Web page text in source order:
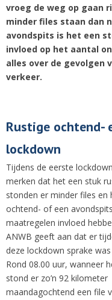
vroeg de weg op gaan
minder files staan dan
avondspits is het een
invloed op het aantal
alles over de gevolgen
verkeer.
Rustige ochtend-
lockdown
Tijdens de eerste
merken dat het een stuk
stonden er minder files en
ochtend- of een
maatregelen invloed
ANWB geeft aan dat er
deze lockdown sprake
Rond 08.00 uur, wanneer
stond er zo’n 92
maandagochtend een file